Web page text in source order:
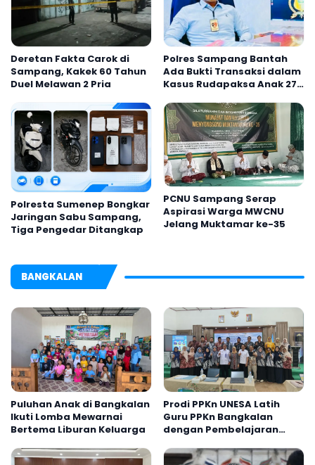
Deretan Fakta Carok di
Sampang, Kakek 60 Tahun
Duel Melawan 2 Pria
Polres Sampang Bantah
Ada Bukti Transaksi dalam
Kasus Rudapaksa Anak 27
Polresta Sumenep Bongkar
Jaringan Sabu Sampang,
Tiga Pengedar Ditangkap
PCNU Sampang Serap
Aspirasi Warga MWCNU
Jelang Muktamar ke-35
BANGKALAN
Puluhan Anak di Bangkalan
Ikuti Lomba Mewarnai
Bertema Liburan Keluarga
Prodi PPKn UNESA Latih
Guru PPKn Bangkalan
dengan Pembelajaran